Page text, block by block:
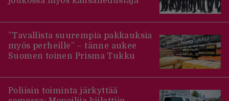
”Tavallista suurempia pakkauksia
myös perheille” – tänne aukee
Suomen toinen Prisma Tukku
Poliisin toiminta järkyttää